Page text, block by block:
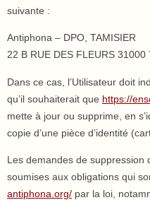
suivante :
Antiphona – DPO, TAMISIER
22 B RUE DES FLEURS 31000
Dans ce cas, l’Utilisateur doit
qu’il souhaiterait que https://
mette à jour ou supprime, en
copie d’une pièce d’identité
Les demandes de suppression
soumises aux obligations qui
antiphona.org/ par la loi,